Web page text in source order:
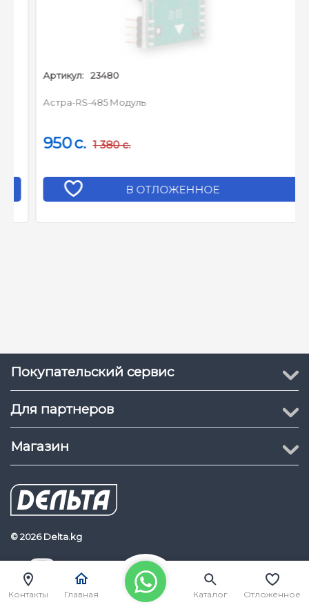
Артикул: 23480
Астра-RS-485 Модуль
950c. 1 380 c.
В ОТЛОЖЕННОЕ
Покупательский сервис
Для партнеров
Магазин
© 2026 Delta.kg
Delta.kg
Контакты Главная Каталог Отложенное